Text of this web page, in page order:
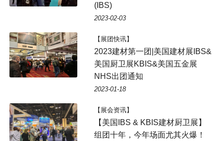
(IBS)
2023-02-03
【展团快讯】
2023建材第一团|美国建材展IBS&
美国厨卫展KBIS&美国五金展
NHS出团通知
2023-01-18
【展会资讯】
【美国IBS & KBIS建材厨卫展】
组团十年，今年场面尤其火爆！